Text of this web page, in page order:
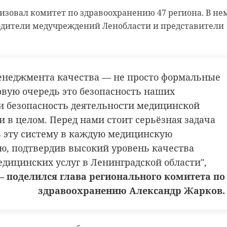
комитет по здравоохранению 47 региона. В
медучреждений Ленобласти и представители
качества — не просто формальные
очередь это безопасность наших
безопасность деятельности медицинской
в целом. Перед нами стоит серьёзная задача
систему в каждую медицинскую
подтвердив высокий уровень качества
услуг в Ленинградской области",
поделился глава регионального комитета по
здравоохранению Александр Жарков.
47 региона локацию для строительства
производитель планирует вложить в
средства.
в 2028-2029 годах, сообщили"Ведомости Северо-
при помощи нейросети
строительство
на мужчину упало дерево. Рабочий от
повлекшее по неосторожности смерть
следственные мероприятия, направленные
и причин произошедшего.
ru/free-photo/vertical-shot-path-spruce-
уголовное дело